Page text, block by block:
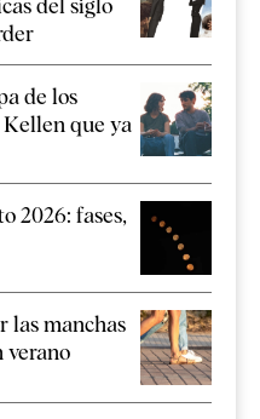
del siglo
de los
que ya
2026: fases,
las manchas
verano